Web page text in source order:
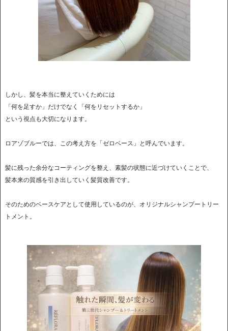
しかし、髪を本当に整えていくためには
「何を足すか」だけでなく「何をリセットするか」
という視点も大切になります。
ロアゾブルーでは、この考え方を「ゼロベース」と呼んでいます。
髪に残った余分なコーティングを整え、素髪の状態に近づけていくことで、
髪本来の質感を引き出していく髪質改善です。
そのためのベースケアとして使用しているのが、オリジナルシャンプートリー
トメント。